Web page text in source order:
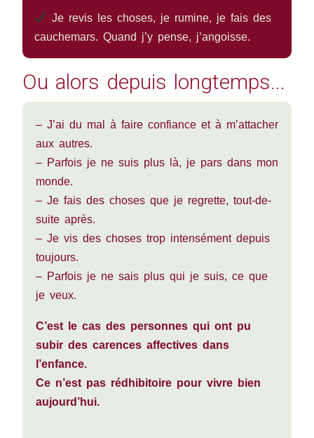
Je revis les choses, je rumine, je fais des
cauchemars. Quand j’y pense, j’angoisse.
Ou alors depuis longtemps...
– J’ai du mal à faire confiance et à m’attacher
aux autres.
– Parfois je ne suis plus là, je pars dans mon
monde.
– Je fais des choses que je regrette, tout-de-
suite après.
– Je vis des choses trop intensément depuis
toujours.
– Parfois je ne sais plus qui je suis, ce que
je veux.
C’est le cas des personnes qui ont pu
subir des carences affectives dans
l’enfance.
Ce n’est pas rédhibitoire pour vivre bien
aujourd’hui.